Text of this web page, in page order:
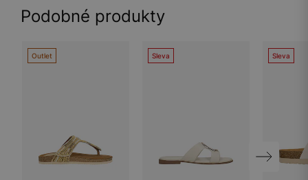
Podobné produkty
Outlet Sleva Sleva